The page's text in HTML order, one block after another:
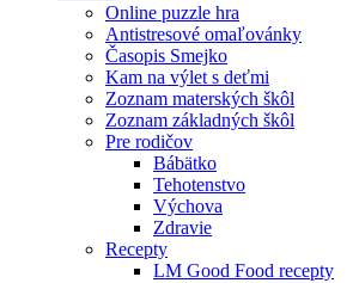
Online puzzle hra
Antistresové omaľovánky
Časopis Smejko
Kam na výlet s deťmi
Zoznam materských škôl
Zoznam základných škôl
Pre rodičov
Bábätko
Tehotenstvo
Výchova
Zdravie
Recepty
LM Good Food recepty